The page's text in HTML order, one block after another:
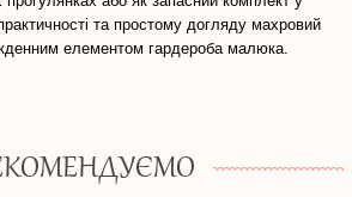
та простому догляду махровий
елементом гардероба малюка.